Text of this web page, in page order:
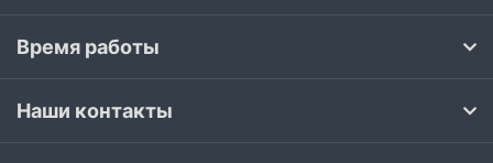
Время работы
Наши контакты